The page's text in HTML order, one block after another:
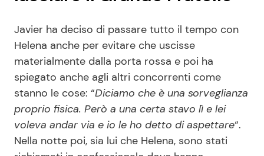
Javier ha deciso di passare tutto il tempo con
Helena anche per evitare che uscisse
materialmente dalla porta rossa e poi ha
spiegato anche agli altri concorrenti come
stanno le cose: “Diciamo che è una sorveglianza
proprio fisica. Però a una certa stavo lì e lei
voleva andar via e io le ho detto di aspettare“.
Nella notte poi, sia lui che Helena, sono stati